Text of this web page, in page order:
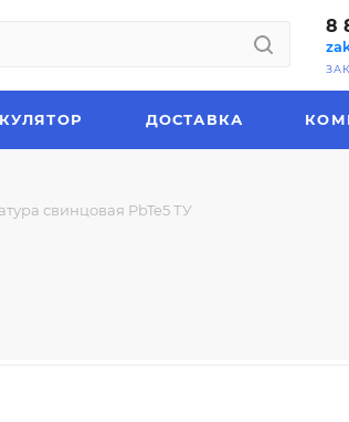
8
ДОСТАВКА
свинцовая PbTe5 ТУ